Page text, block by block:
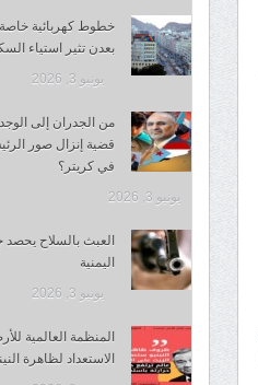
خطوط كهربائية خاصة
بعدن تثير استياء
يونيو 3, 2026
من الجدران إلى
قضية إنزال صور
في كريتر؟
يونيو 3, 2026
العبث بالسلاح
اليمنية
يونيو 3, 2026
المنظمة العالمية
الاستعداد لظاهرة